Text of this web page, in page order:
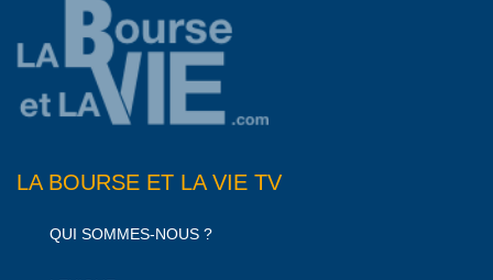
LA BOURSE ET LA VIE TV
QUI SOMMES-NOUS ?